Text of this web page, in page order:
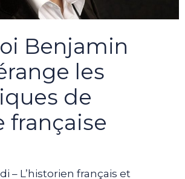
Benjamin
les
de
française
– L’historien français et